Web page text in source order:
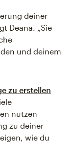
deiner
Deana. „Sie
und deinem
zu erstellen
nutzen
zu deiner
wie du